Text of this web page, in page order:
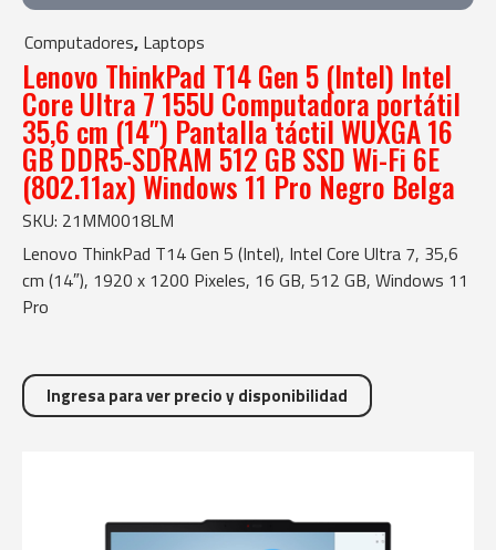
Computadores, Laptops
Lenovo ThinkPad T14 Gen 5 (Intel) Intel
Core Ultra 7 155U Computadora portátil
35,6 cm (14″) Pantalla táctil WUXGA 16
GB DDR5-SDRAM 512 GB SSD Wi-Fi 6E
(802.11ax) Windows 11 Pro Negro Belga
SKU: 21MM0018LM
Lenovo ThinkPad T14 Gen 5 (Intel), Intel Core Ultra 7, 35,6
cm (14″), 1920 x 1200 Pixeles, 16 GB, 512 GB, Windows 11
Pro
Ingresa para ver precio y disponibilidad